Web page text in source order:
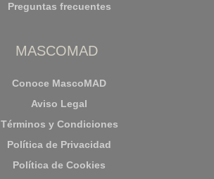
Preguntas frecuentes
MASCOMAD
Conoce MascoMAD
Aviso Legal
Términos y Condiciones
Política de Privacidad
Política de Cookies